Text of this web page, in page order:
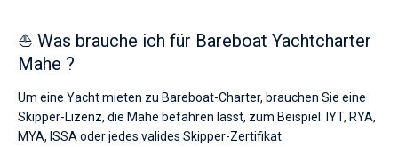
⛵ Was brauche ich für Bareboat Yachtcharter
Mahe ?
Um eine Yacht mieten zu Bareboat-Charter, brauchen Sie eine
Skipper-Lizenz, die Mahe befahren lässt, zum Beispiel: IYT, RYA,
MYA, ISSA oder jedes valides Skipper-Zertifikat.